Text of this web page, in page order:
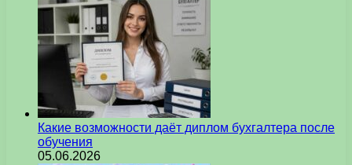
Какие возможности даёт диплом бухгалтера после
обучения
05.06.2026